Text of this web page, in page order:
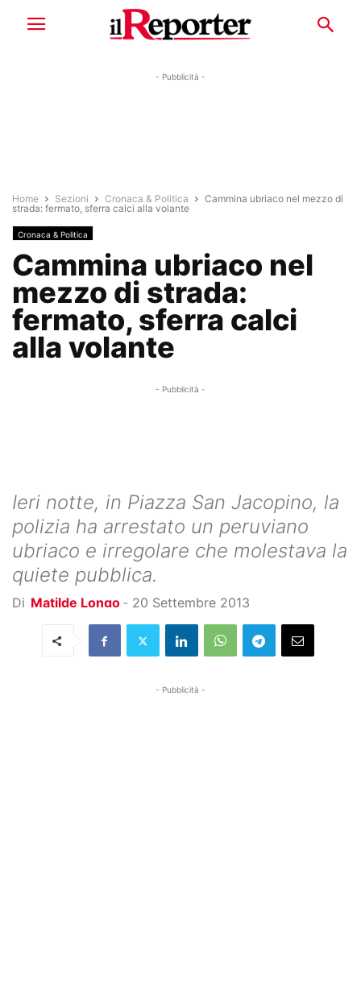
- Pubblicità -
Home Sezioni Cronaca & Politica
Cammina ubriaco nel mezzo di
strada: fermato, sferra calci alla volante
Cronaca & Politica
Cammina ubriaco nel
mezzo di strada:
fermato, sferra calci
alla volante
- Pubblicità -
Ieri notte, in Piazza San Jacopino, la
polizia ha arrestato un peruviano
ubriaco e irregolare che molestava la
quiete pubblica.
Di Matilde Longo - 20 Settembre 2013
- Pubblicità -